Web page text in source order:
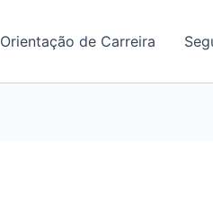
Orientação de Carreira